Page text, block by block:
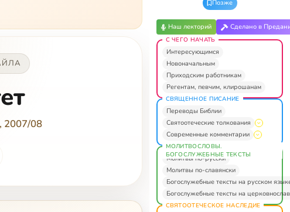
2007/08
Позже
Наш лекторий Сделано в
С ЧЕГО НАЧАТЬ
Интересующимся
Новоначальным
Приходским работникам
Регентам, певчим, клирошанам
СВЯЩЕННОЕ ПИСАНИЕ
Переводы Библии
Святоотеческие толкования
Современные комментарии
МОЛИТВОСЛОВЫ.
БОГОСЛУЖЕБНЫЕ ТЕКСТЫ
Молитвы по-русски
Молитвы по-славянски
Богослужебные тексты на русском
Богослужебные тексты на
СВЯТООТЕЧЕСКОЕ НАСЛЕДИЕ